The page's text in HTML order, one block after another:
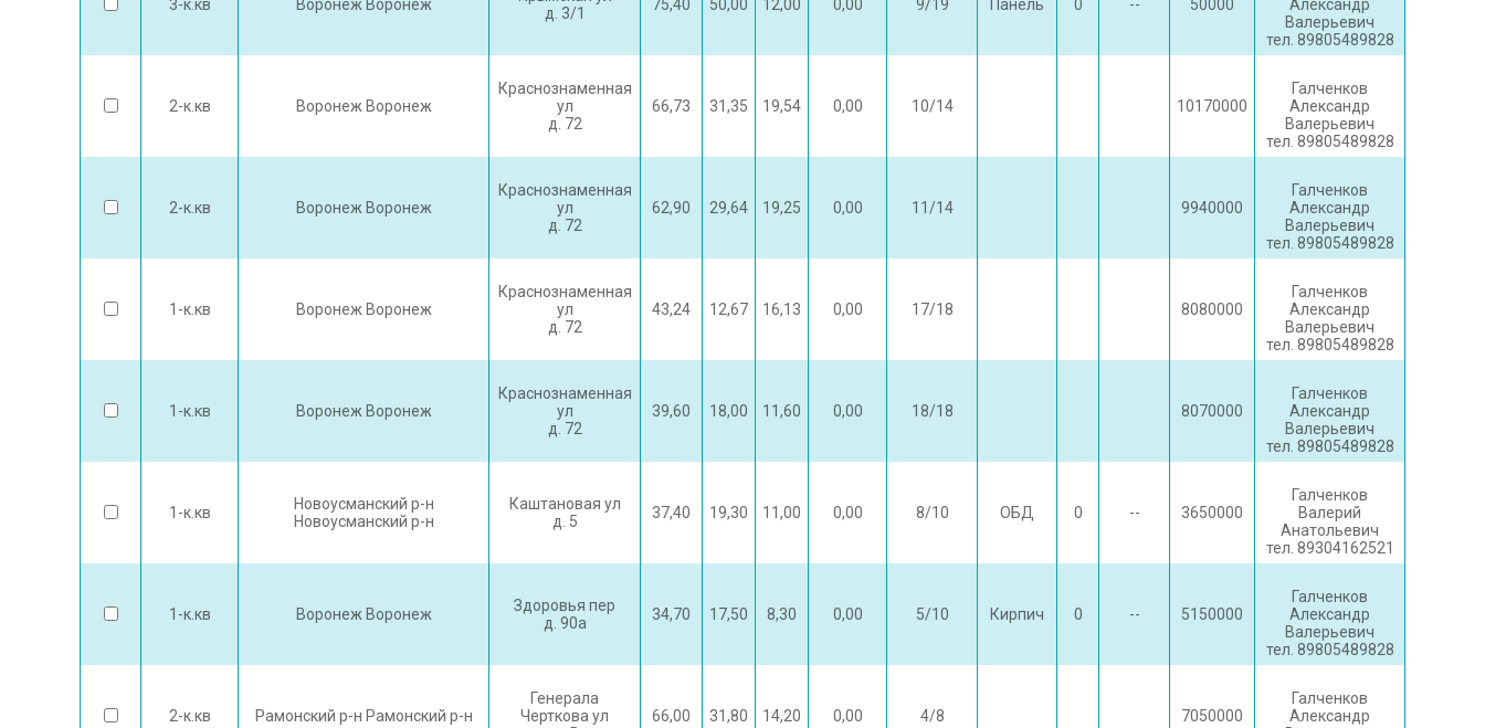
3-к.кв Воронеж Воронеж
д. 3/1
75,40 50,00 12,00 0,00 9/19 Панель 0 -- 50000
Александр
Валерьевич
тел. 89805489828
2-к.кв Воронеж Воронеж
Краснознаменная
ул
д. 72
66,73 31,35 19,54 0,00 10/14 10170000
Галченков
Александр
Валерьевич
тел. 89805489828
2-к.кв Воронеж Воронеж
Краснознаменная
ул
д. 72
62,90 29,64 19,25 0,00 11/14 9940000
Галченков
Александр
Валерьевич
тел. 89805489828
1-к.кв Воронеж Воронеж
Краснознаменная
ул
д. 72
43,24 12,67 16,13 0,00 17/18 8080000
Галченков
Александр
Валерьевич
тел. 89805489828
1-к.кв Воронеж Воронеж
Краснознаменная
ул
д. 72
39,60 18,00 11,60 0,00 18/18 8070000
Галченков
Александр
Валерьевич
тел. 89805489828
1-к.кв
Новоусманский р-н
Новоусманский р-н
Каштановая ул
д. 5
37,40 19,30 11,00 0,00 8/10 ОБД 0 -- 3650000
Галченков
Валерий
Анатольевич
тел. 89304162521
1-к.кв Воронеж Воронеж
Здоровья пер
д. 90а
34,70 17,50 8,30 0,00 5/10 Кирпич 0 -- 5150000
Галченков
Александр
Валерьевич
тел. 89805489828
2-к.кв Рамонский р-н Рамонский р-н
Генерала
Черткова ул
66,00 31,80 14,20 0,00 4/8 7050000
Галченков
Александр